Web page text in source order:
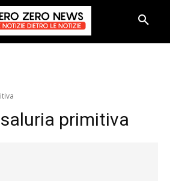
primitiva